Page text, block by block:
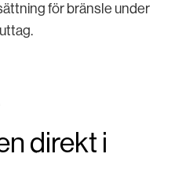
för bränsle under
direkt i